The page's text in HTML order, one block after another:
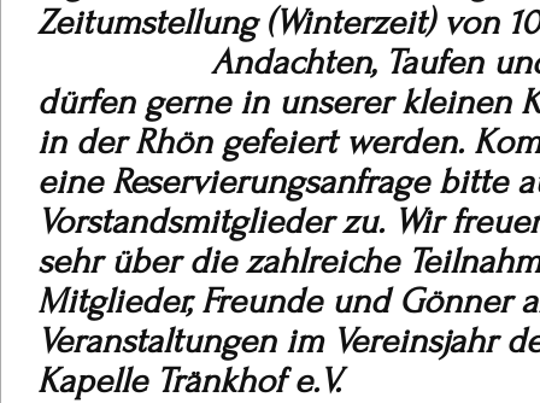
Zeitumstellung (Winterzeit) von
Andachten, Taufen und
dürfen gerne in unserer kleinen
in der Rhön gefeiert werden.
eine Reservierungsanfrage bitte
Vorstandsmitglieder zu. Wir
sehr über die zahlreiche
Mitglieder, Freunde und Gönner
Veranstaltungen im Vereinsjahr
Kapelle Tränkhof e.V.